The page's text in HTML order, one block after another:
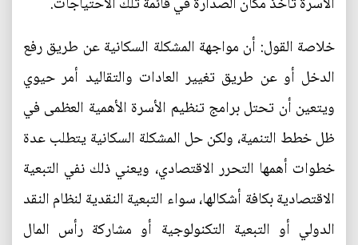
خلاصة القول: أن مواجهة المشكلة السكانية عن طريق رفع
الدخل أو عن طريق تغيير العادات والتقاليد أمر حيوي
ويتعين أن تحتل برامج تنظيم الأسرة الأهمية العظمى في
ظل خطط التنمية، ولكن حل المشكلة السكانية يتطلب عدة
خطوات أهمها التحرر الاقتصادي، ويعني ذلك نفي التبعية
الاقتصادية بكافة أشكالها، سواء التبعية النقدية لنظام النقد
الدولي أو التبعية التكنولوجية أو مشاركة رأس المال